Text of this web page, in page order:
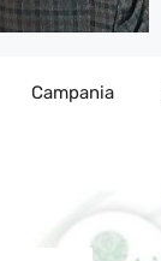
Campania